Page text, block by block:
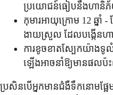
ប្រយោជន៍ធៀបនឹងហានិ
កុមារអាយុក្រោម 12 ឆ្នាំ
ងាយស្រួល ដែលបង្កើន
ការខូចខាតស្បែកយ៉ាង
ឡើងអាចនាំឱ្យមានផលប៉ះ
ប្រសិនបើអ្នកមានជំងឺទឹកនោមផ្អែ